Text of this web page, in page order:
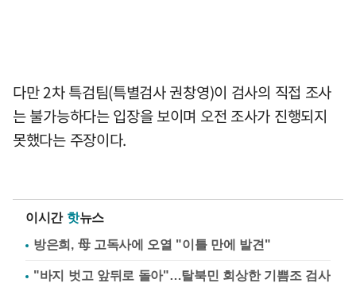
다만 2차 특검팀(특별검사 권창영)이 검사의 직접 조사
는 불가능하다는 입장을 보이며 오전 조사가 진행되지
못했다는 주장이다.
이시간 핫뉴스
방은희, 母 고독사에 오열 "이틀 만에 발견"
"바지 벗고 앞뒤로 돌아"…탈북민 회상한 기쁨조 검사